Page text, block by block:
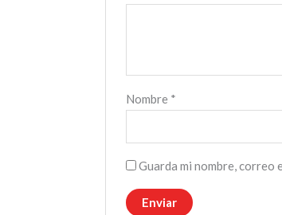
Nombre *
Guarda mi nombre, correo